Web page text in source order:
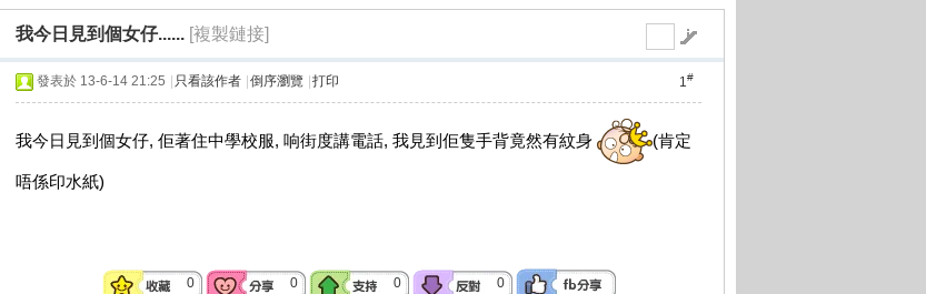
我今日見到個女仔...... [複製鏈接]
1#
發表於 13-6-14 21:25 只看該作者 倒序瀏覽 打印
我今日見到個女仔, 佢著住中學校服, 响街度講電話, 我見到佢隻手背竟然有紋身 (肯定
唔係印水紙)
0 0 0 0